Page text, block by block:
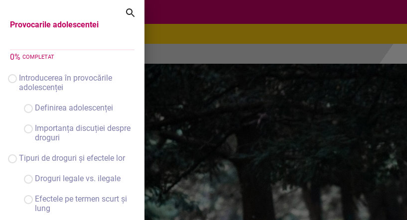
Provocarile adolescentei
0% COMPLETAT
Introducerea în provocările
adolescenței
Definirea adolescenței
Importanța discuției despre
droguri
Tipuri de droguri și efectele lor
Droguri legale vs. ilegale
Efectele pe termen scurt și
lung